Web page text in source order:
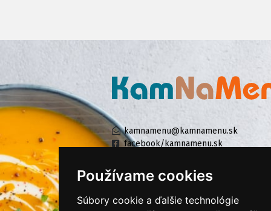
Používame cookies
Súbory cookie a ďalšie technológie
kamnamenu@kamnamenu.sk
facebook/kamnamenu.sk
KONTAKTUJTE NÁS